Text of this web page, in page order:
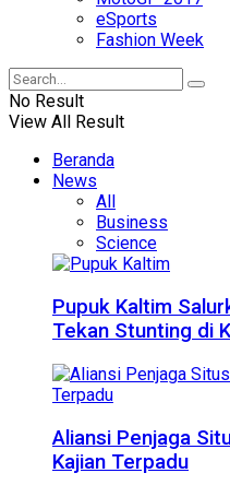
eSports
Fashion Week
No Result
View All Result
Beranda
News
All
Business
Science
Pupuk Kaltim
Tekan Stunting di
Aliansi Penjaga
Kajian Terpadu